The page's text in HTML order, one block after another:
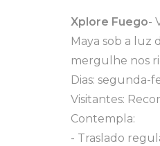
Xplore Fuego-
Maya sob a luz
mergulhe nos
Dias: segunda-
Visitantes:
Contempla:
- Traslado